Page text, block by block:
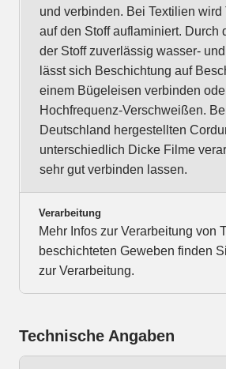
und verbinden. Bei Textilien
auf den Stoff auflaminiert. Durch
der Stoff zuverlässig wasser-
lässt sich Beschichtung auf
einem Bügeleisen verbinden
Hochfrequenz-Verschweißen.
Deutschland hergestellten
unterschiedlich Dicke Filme
sehr gut verbinden lassen.
Verarbeitung
Mehr Infos zur Verarbeitung von
beschichteten Geweben finden
zur Verarbeitung.
Technische Angaben